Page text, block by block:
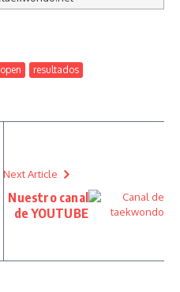
open resultados
Next Article
Nuestro canal
de YOUTUBE